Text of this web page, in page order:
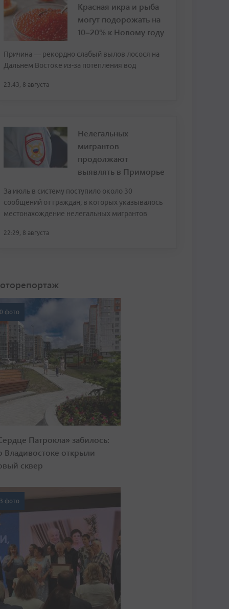
Красная икра и рыба
могут подорожать на
10–20% к Новому году
Причина — рекордно слабый вылов лосося на
Дальнем Востоке из-за потепления вод
23:43, 8 августа
Нелегальных
мигрантов
продолжают
выявлять в Приморье
За июль в систему поступило около 30
сообщений от граждан, в которых указывалось
местонахождение нелегальных мигрантов
22:29, 8 августа
фото
Патрокла» забилось:
Владивостоке открыли
сквер
фото